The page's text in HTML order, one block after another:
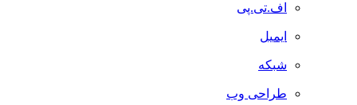
اف.تی.پی
ایمیل
شبکه
طراحی وب